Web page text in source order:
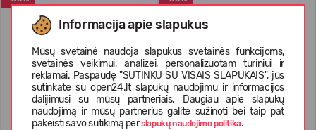
Informacija apie slapukus
Mūsų svetainė naudoja slapukus svetainės funkcijoms,
svetainės veikimui, analizei, personalizuotam turiniui ir
reklamai. Paspaudę "SUTINKU SU VISAIS SLAPUKAIS", jūs
sutinkate su open24.lt slapukų naudojimu ir informacijos
dalijimusi su mūsų partneriais. Daugiau apie slapukų
naudojimą ir mūsų partnerius galite sužinoti bei taip pat
pakeisti savo sutikimą perslapukų naudojimo politika.